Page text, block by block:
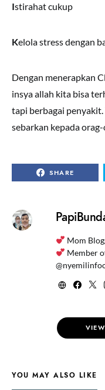
Istirahat cukup
Kelola stress dengan
Dengan menerapkan
insya allah kita bisa
tapi berbagai
sebarkan kepada
SHARE
Mom
Member
YOU MAY ALSO LIKE